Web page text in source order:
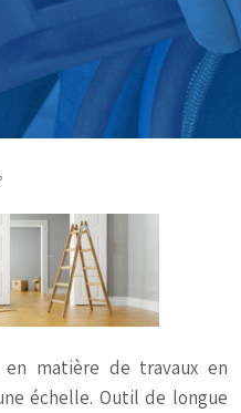
matière de travaux en
échelle. Outil de longue